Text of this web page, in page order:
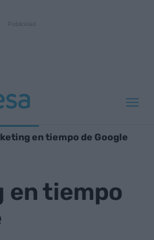
en tiempo de Google
en tiempo